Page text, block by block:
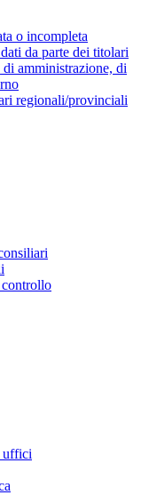
o incompleta
da parte dei titolari
amministrazione, di
regionali/provinciali
uffici